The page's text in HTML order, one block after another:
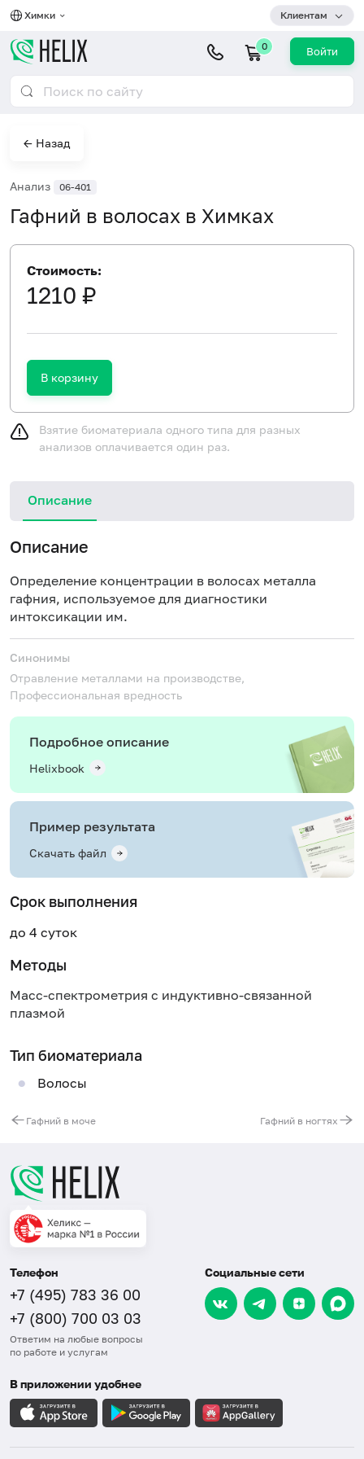
Химки Клиентам
0 Войти
← Назад
Анализ 06-401
Гафний в волосах в Химках
Стоимость:
1210 ₽
В корзину
Взятие биоматериала одного типа для разных
анализов оплачивается один раз.
Описание
Описание
Определение концентрации в волосах металла
гафния, используемое для диагностики
интоксикации им.
Синонимы
Отравление металлами на производстве,
Профессиональная вредность
Подробное описание
Helixbook
Пример результата
Скачать файл
Срок выполнения
до 4 суток
Методы
Масс-спектрометрия с индуктивно-связанной
плазмой
Тип биоматериала
Волосы
Гафний в моче Гафний в ногтях
Телефон
+7 (495) 783 36 00
+7 (800) 700 03 03
Ответим на любые вопросы
по работе и услугам
Социальные сети
В приложении удобнее